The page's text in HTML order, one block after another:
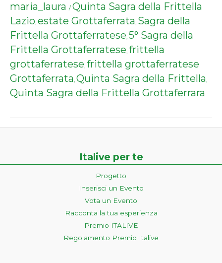
maria_laura / Quinta Sagra della Frittella
Lazio, estate Grottaferrata, Sagra della
Frittella Grottaferratese, 5° Sagra della
Frittella Grottaferratese, frittella
grottaferratese, frittella grottaferratese
Grottaferrata, Quinta Sagra della Frittella,
Quinta Sagra della Frittella Grottaferrara
Italive per te
Progetto
Inserisci un Evento
Vota un Evento
Racconta la tua esperienza
Premio ITALIVE
Regolamento Premio Italive